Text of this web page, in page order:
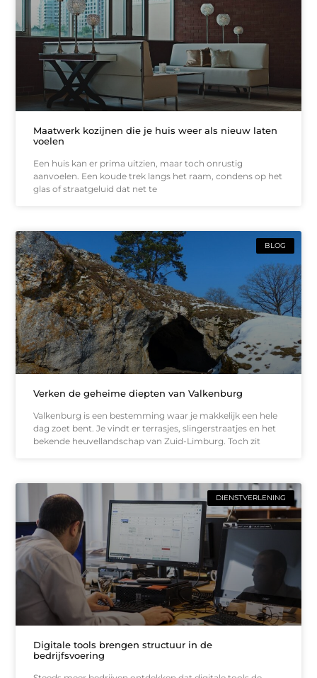
Maatwerk kozijnen die je huis weer als nieuw laten
voelen
Een huis kan er prima uitzien, maar toch onrustig
aanvoelen. Een koude trek langs het raam, condens op het
glas of straatgeluid dat net te
BLOG
Verken de geheime diepten van Valkenburg
Valkenburg is een bestemming waar je makkelijk een hele
dag zoet bent. Je vindt er terrasjes, slingerstraatjes en het
bekende heuvellandschap van Zuid-Limburg. Toch zit
DIENSTVERLENING
Digitale tools brengen structuur in de
bedrijfsvoering